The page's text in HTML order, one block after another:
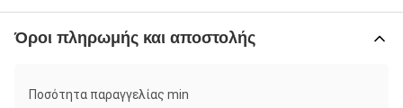
Όροι πληρωμής και αποστολής
Ποσότητα παραγγελίας min